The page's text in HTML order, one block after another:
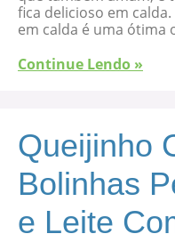
fica delicioso em
em calda é uma ótima
Continue Lendo »
Queijinho
Bolinhas
e Leite